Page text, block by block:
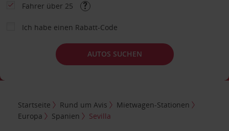
Fahrer über 25
Ich habe einen Rabatt-Code
AUTOS SUCHEN
Startseite Rund um Avis
Mietwagen-Stationen
Europa
Spanien Sevilla